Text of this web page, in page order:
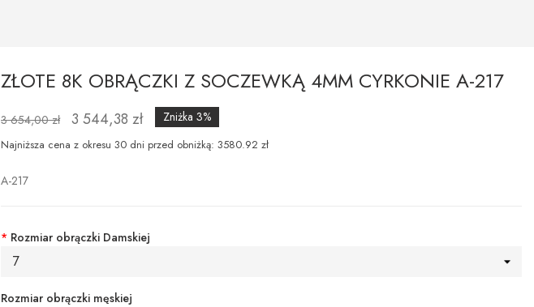
ZŁOTE 8K OBRĄCZKI Z SOCZEWKĄ 4MM CYRKONIE A-217
3 654,00 zł 3 544,38 zł Zniżka 3%
Najniższa cena z okresu 30 dni przed obniżką: 3580.92 zł
A-217
* Rozmiar obrączki Damskiej
7
Rozmiar obrączki męskiej